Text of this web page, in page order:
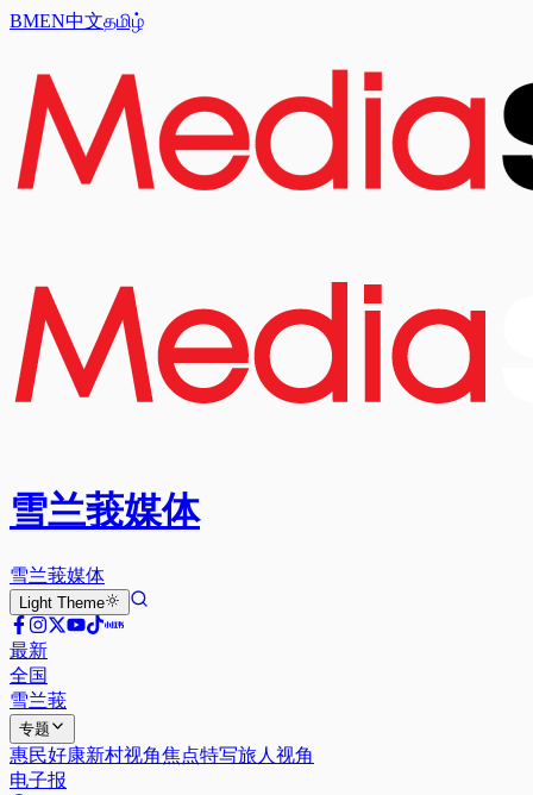
BMEN中文தமிழ்
雪兰莪媒体
雪兰莪媒体
Light Theme
最新
全国
雪兰莪
专题
惠民好康新村视角焦点特写旅人视角
电子报